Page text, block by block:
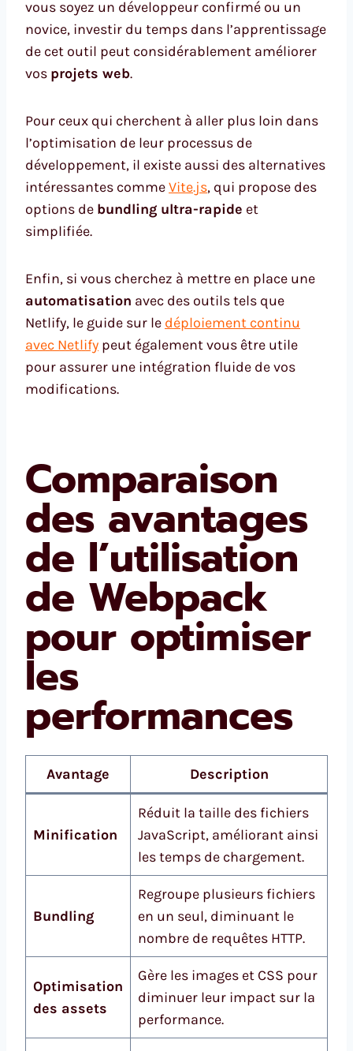
vous soyez un développeur confirmé ou un
novice, investir du temps dans l’apprentissage
de cet outil peut considérablement améliorer
vos projets web.
Pour ceux qui cherchent à aller plus loin dans
l’optimisation de leur processus de
développement, il existe aussi des alternatives
intéressantes commeVite.js, qui propose des
options de bundling ultra-rapide et
simplifiée.
Enfin, si vous cherchez à mettre en place une
automatisation avec des outils tels que
Netlify, le guide sur le déploiement continu
avec Netlify peut également vous être utile
pour assurer une intégration fluide de vos
modifications.
Comparaison
des avantages
de l’utilisation
de Webpack
pour optimiser
les
performances
Avantage Description
Minification
Réduit la taille des fichiers
JavaScript, améliorant ainsi
les temps de chargement.
Bundling
Regroupe plusieurs fichiers
en un seul, diminuant le
nombre de requêtes HTTP.
Optimisation
des assets
Gère les images et CSS pour
diminuer leur impact sur la
performance.